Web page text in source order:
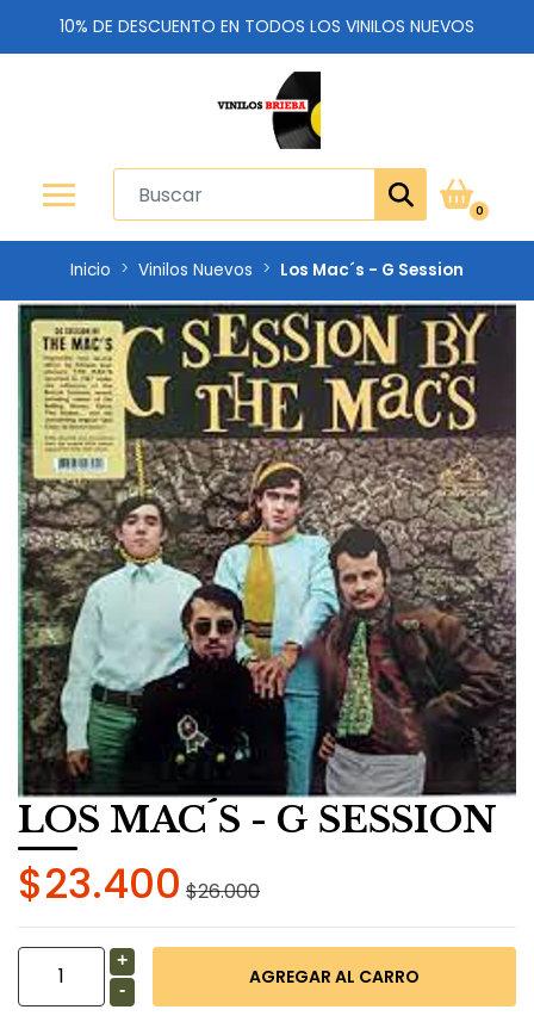
10% DE DESCUENTO EN TODOS LOS VINILOS NUEVOS
0
Inicio Vinilos Nuevos Los Mac´s - G Session
LOS MAC´S - G SESSION
$23.400 $26.000
+
-